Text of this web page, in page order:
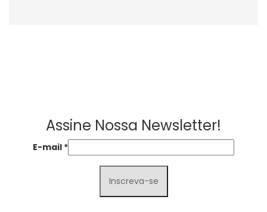
Assine Nossa Newsletter!
E-mail *